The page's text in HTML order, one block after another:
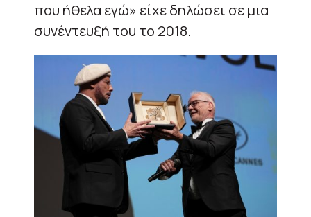
που ήθελα εγώ» είχε δηλώσει σε μια
συνέντευξή του το 2018.